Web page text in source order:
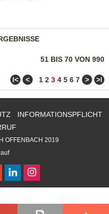
51 BIS 70 VON 990
ǀ< < 1 2 3 4 5 6 7 > >ǀ
INFORMATIONSPFLICHT
OFFENBACH 2019